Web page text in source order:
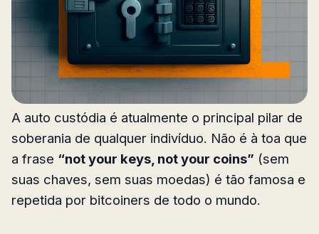
A auto custódia é atualmente o principal pilar de
soberania de qualquer indivíduo. Não é à toa que
a frase “not your keys, not your coins” (sem
suas chaves, sem suas moedas) é tão famosa e
repetida por bitcoiners de todo o mundo.